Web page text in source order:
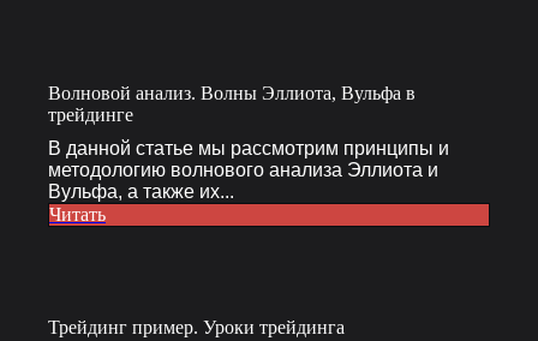
Волновой анализ. Волны Эллиота, Вульфа в
трейдинге
В данной статье мы рассмотрим принципы и
методологию волнового анализа Эллиота и
Вульфа, а также их...
Читать
Трейдинг пример. Уроки трейдинга